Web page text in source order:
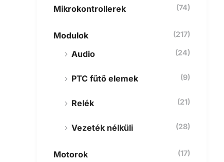
Mikrokontrollerek (74)
Modulok (217)
Audio (24)
PTC fűtő elemek (9)
Relék (21)
Vezeték nélküli (28)
Motorok (17)